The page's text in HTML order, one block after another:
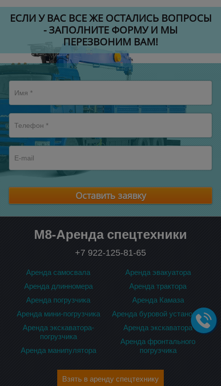
ЕСЛИ У ВАС ВСЕ ЖЕ ОСТАЛИСЬ ВОПРОСЫ
- ЗАПОЛНИТЕ ФОРМУ И МЫ
ПЕРЕЗВОНИМ ВАМ!
Оставить заявку
М8-Аренда спецтехники
+7 922-125-81-65
Аренда самосвала
Аренда длинномера
Аренда погрузчика
Аренда мини-погрузчика
Аренда экскаватора-
погрузчика
Аренда манипулятора
Аренда эвакуатора
Аренда трактора
Аренда Камаза
Аренда буровой установки
Аренда экскаватора
Аренда фронтального
погрузчика
Взять в аренду спецтехнику